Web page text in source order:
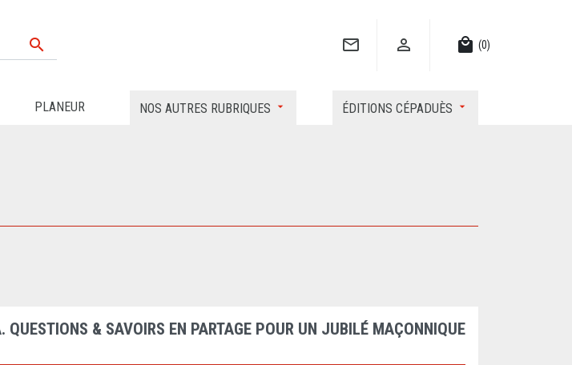
   local_mall (0)
PLANEUR NOS AUTRES RUBRIQUES ÉDITIONS CÉPADUÈS
& SAVOIRS EN PARTAGE POUR UN JUBILÉ MAÇONNIQUE